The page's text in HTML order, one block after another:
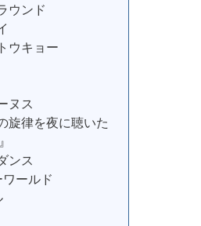
ウンド
ウキョー
ヌス
旋律を夜に聴いた
ンス
ールド